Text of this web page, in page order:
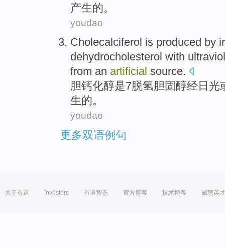
产生的。
youdao
Cholecalciferol is produced by
dehydrocholesterol with
from an artificial source.
胆钙化醇是7脱氢胆固醇经日光
生的。
youdao
更多双语例句
关于有道 Investors 有道智选 官方博客 技术博客 诚聘英才